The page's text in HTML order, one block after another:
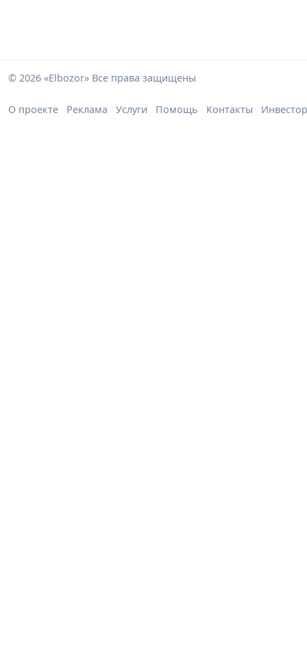
© 2026 «Elbozor» Все права защищены
О проекте Реклама Услуги Помощь Контакты